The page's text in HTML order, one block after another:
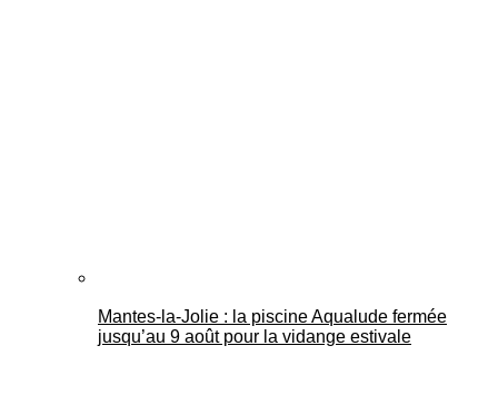
Mantes-la-Jolie : la piscine Aqualude fermée
jusqu’au 9 août pour la vidange estivale